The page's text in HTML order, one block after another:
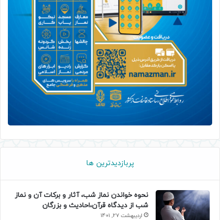
پربازدیدترین ها
نحوه خواندن نماز شب، آثار و برکات آن و نماز
شب از دیدگاه قرآن،احادیث و بزرگان
اردیبهشت 27, 1401